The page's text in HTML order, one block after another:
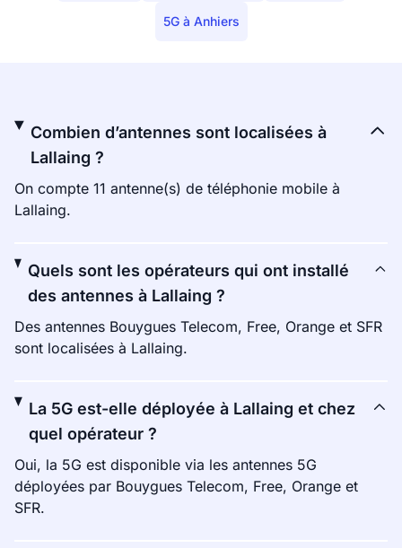
5G à Anhiers
Combien d’antennes sont localisées à
Lallaing ?
On compte 11 antenne(s) de téléphonie mobile à
Lallaing.
Quels sont les opérateurs qui ont installé
des antennes à Lallaing ?
Des antennes Bouygues Telecom, Free, Orange et SFR
sont localisées à Lallaing.
La 5G est-elle déployée à Lallaing et chez
quel opérateur ?
Oui, la 5G est disponible via les antennes 5G
déployées par Bouygues Telecom, Free, Orange et
SFR.